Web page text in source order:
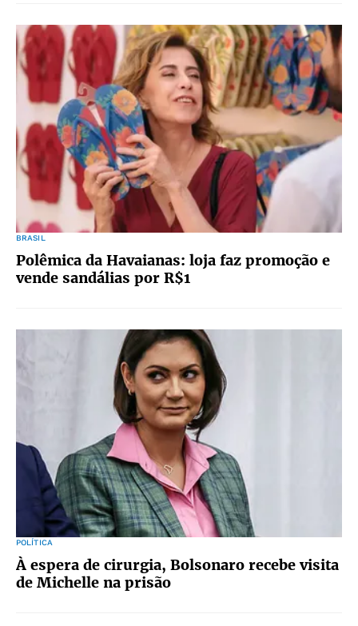
BRASIL
Polêmica da Havaianas: loja faz promoção e
vende sandálias por R$1
POLÍTICA
À espera de cirurgia, Bolsonaro recebe visita
de Michelle na prisão